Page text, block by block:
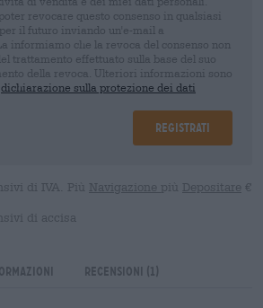
revocare questo consenso in qualsiasi
il futuro inviando un'e-mail a
informiamo che la revoca del consenso non
trattamento effettuato sulla base del suo
della revoca. Ulteriori informazioni sono
dichiarazione sulla protezione dei dati
Registrati
di IVA. Più Navigazione più Depositare €
di accisa
Recensioni (1)